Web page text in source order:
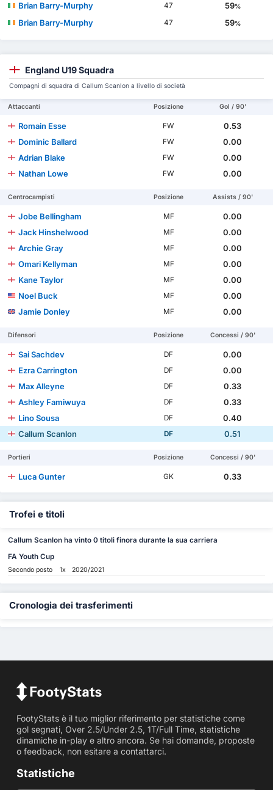
Brian Barry-Murphy 47 59%
Brian Barry-Murphy 47 59%
England U19 Squadra
Compagni di squadra di Callum Scanlon a livello di società
Attaccanti Posizione Gol / 90'
Romain Esse FW
0.53
Dominic Ballard
FW
0.00
Adrian Blake
FW
0.00
Nathan Lowe
FW 0.00
Centrocampisti Posizione Assists / 90'
Jobe Bellingham MF
0.00
Jack Hinshelwood
MF
0.00
Archie Gray
MF
0.00
Omari Kellyman
MF
0.00
Kane Taylor
MF
0.00
Noel Buck
MF
0.00
Jamie Donley
MF 0.00
Difensori Posizione Concessi / 90'
Sai Sachdev DF
0.00
Ezra Carrington
DF
0.00
Max Alleyne
DF
0.33
Ashley Famiwuya
DF
0.33
Lino Sousa
DF
0.40
Callum Scanlon
DF 0.51
Portieri Posizione Concessi / 90'
Luca Gunter GK 0.33
Trofei e titoli
Callum Scanlon ha vinto 0 titoli finora durante la sua carriera
FA Youth Cup
Secondo posto 1x 2020/2021
Cronologia dei trasferimenti
FootyStats è il tuo miglior riferimento per statistiche come
gol segnati, Over 2.5/Under 2.5, 1T/Full Time, statistiche
dinamiche in-play e altro ancora. Se hai domande, proposte
o feedback, non esitare a contattarci.
Statistiche